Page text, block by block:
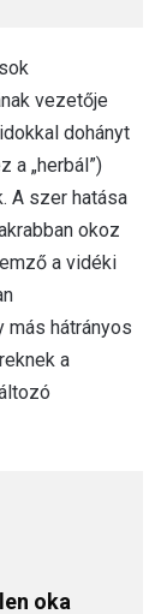
vezetője
dohányt
a „herbál”)
A szer hatása
okoz
a vidéki
más hátrányos
a
oka